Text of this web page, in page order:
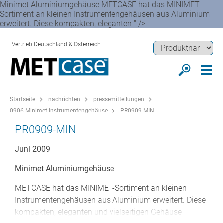
Minimet Aluminiumgehäuse METCASE hat das MINIMET-
Sortiment an kleinen Instrumentengehäusen aus Aluminium
erweitert. Diese kompakten, eleganten " />
Vertrieb Deutschland & Österreich
Startseite nachrichten
pressemitteilungen
0906-Minimet-Instrumentengehäuse
PR0909-MIN
PR0909-MIN
Juni 2009
Minimet Aluminiumgehäuse
METCASE hat das MINIMET-Sortiment an kleinen
Instrumentengehäusen aus Aluminium erweitert. Diese
kompakten, eleganten und vielseitigen Gehäuse